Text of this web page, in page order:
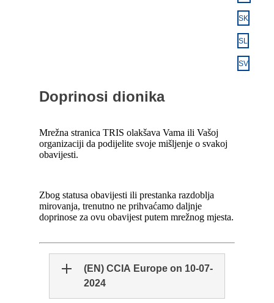
SK
SL
SV
Doprinosi dionika
Mrežna stranica TRIS olakšava Vama ili Vašoj
organizaciji da podijelite svoje mišljenje o svakoj
obavijesti.
Zbog statusa obavijesti ili prestanka razdoblja
mirovanja, trenutno ne prihvaćamo daljnje
doprinose za ovu obavijest putem mrežnog mjesta.
(EN) CCIA Europe on 10-07-
2024